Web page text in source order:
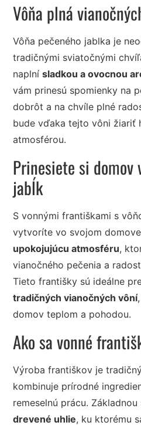
Vôňa plná
Vôňa pečeného jablka je
tradičnými sviatočnými
naplnísladkou a ovocnou
vám prinesú spomienky na
dobrôt a na chvíle plné
bude vďaka tejto vôni žiariť
atmosférou.
Prinesiete si domov
jabĺk
S vonnými františkami s
vytvoríte vo svojom
upokojujúcu atmosféru,
vianočného pečenia a
Tieto františky sú ideálne
tradičných vianočných vôní
domov teplom a pohodou.
Ako sa vonné
Výroba františkov je
kombinuje prírodné
remeselnú prácu.
drevené uhlie, ku ktorému